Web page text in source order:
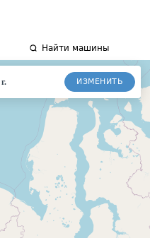
Найти машины
г. ИЗМЕНИТЬ